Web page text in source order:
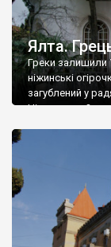
Ялта.
Греки залишили
ніжинські
загублений у
Ніжин греки?